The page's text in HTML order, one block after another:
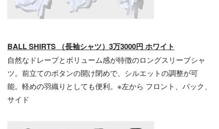
BALL SHIRTS （長袖シャツ） 3万3000円 ホワイト
自然なドレープとボリューム感が特徴のロングスリーブシャ
ツ。前立てのボタンの開け閉めで、シルエットの調整が可
能。軽めの羽織りとしても便利。※左から フロント、バック、
サイド